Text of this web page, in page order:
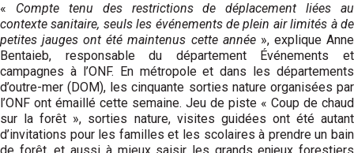
« Compte tenu des restrictions de déplacement liées au
contexte sanitaire, seuls les événements de plein air limités à de
petites jauges ont été maintenus cette année», explique Anne
Bentaieb, responsable du département Événements et
campagnes à l’ONF. En métropole et dans les départements
d’outre-mer (DOM), les cinquante sorties nature organisées par
l’ONF ont émaillé cette semaine. Jeu de piste « Coup de chaud
sur la forêt », sorties nature, visites guidées ont été autant
d’invitations pour les familles et les scolaires à prendre un bain